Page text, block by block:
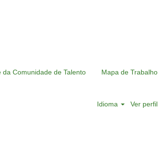
da Comunidade de Talento Mapa de Trabalho
Idioma Ver perfil